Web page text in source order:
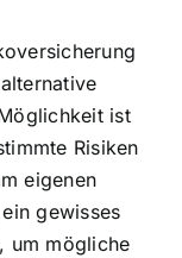
ist
Risiken
eigenen
gewisses
um mögliche